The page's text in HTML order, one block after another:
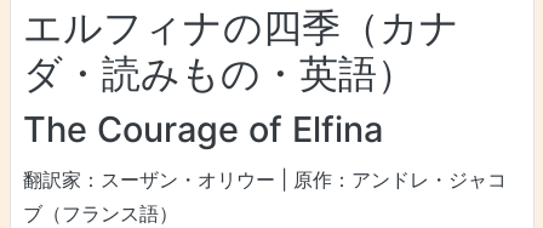
エルフィナの四季（カナ
ダ・読みもの・英語）
The Courage of Elfina
翻訳家：スーザン・オリウー | 原作：アンドレ・ジャコ
ブ（フランス語）